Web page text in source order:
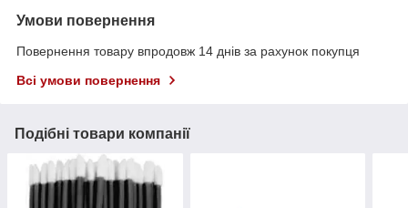
Умови повернення
Повернення товару впродовж 14 днів за рахунок покупця
Всі умови повернення
Подібні товари компанії